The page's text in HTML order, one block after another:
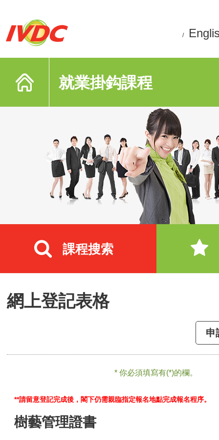
/
就業掛鈎課程
課程搜索
網上登記表格
申
* 你必須填寫有(*)的欄。
**請留意登記完成後，閣下仍需親臨指定報名地點完成報名程序。
樹藝管理證書